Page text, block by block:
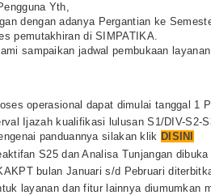
Yth,
dengan adanya Pergantian ke
pemutakhiran di SIMPATIKA.
sampaikan jadwal pembukaan
operasional dapat dimulai tanggal 1
Ijazah kualifikasi lulusan S1/DIV-S2-
panduannya silakan klik DISINI
S25 dan Analisa Tunjangan
bulan Januari s/d Pebruari
layanan dan fitur lainnya diumumkan